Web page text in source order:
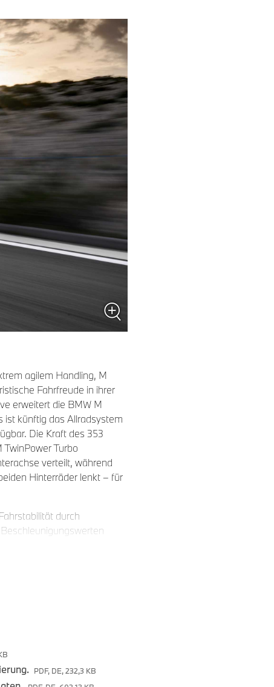
agilem Handling, M
Fahrfreude in ihrer
erweitert die BMW M
ist künftig das Allradsystem
Die Kraft des 353
Turbo
verteilt, während
Hinterräder lenkt – für
durch
entwickelte
Bedingungen bei Eis und
einer elektronisch
PDF, DE, 232,3 KB